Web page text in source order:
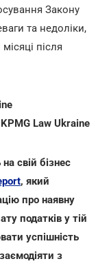
Закону
та недоліки,
після
Law Ukraine
свій бізнес
, який
про наявну
податків у тій
успішність
з